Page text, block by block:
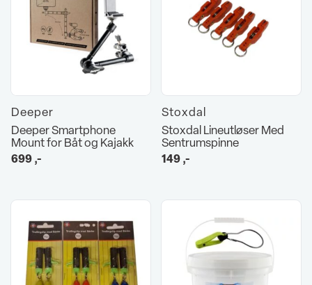
Deeper
Deeper Smartphone
Mount for Båt og Kajakk
699,-
Stoxdal
Stoxdal Lineutløser Med
Sentrumspinne
149,-